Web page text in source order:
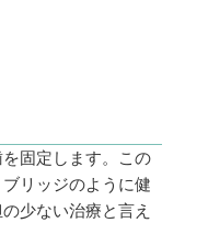
固定します。この
リッジのように健
少ない治療と言え